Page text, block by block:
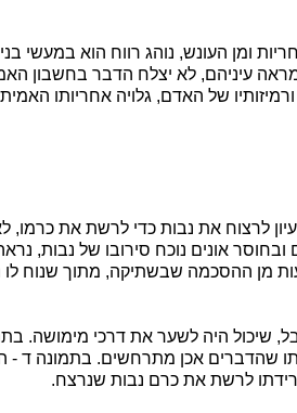
ומן העונש, נוהג רווח הוא במעשי
עיניהם, לא יצלח הדבר בחשבון
של האדם, גלויה אחריותו
לרצוח את נבות כדי לרשת את כרמו,
אונים נוכח סירובו של נבות, נראה
מן ההסכמה שבשתיקה, מתוך שנוח
שיכול היה לשער את דרכי מימושה.
שהדברים אכן מתרחשים. בתמונה ד -
לרשת את כרם נבות שנרצח.